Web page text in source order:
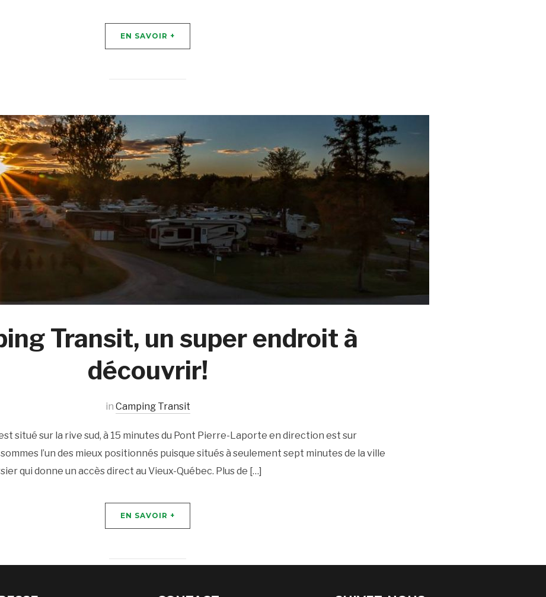
EN SAVOIR +
Transit, un super endroit à
découvrir!
in Camping Transit
situé sur la rive sud, à 15 minutes du Pont Pierre-Laporte en direction est sur
l’un des mieux positionnés puisque situés à seulement sept minutes de la ville
qui donne un accès direct au Vieux-Québec. Plus de […]
EN SAVOIR +